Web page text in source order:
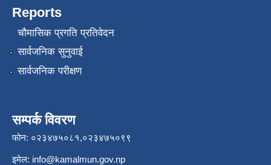
Reports
चौमासिक प्रगति प्रतिवेदन
सार्वजनिक सुनुवाई
सार्वजनिक परीक्षण
सम्पर्क विवरण
फोन: ०२३४७५०८१,०२३४७५०९९
इमेल: info@kamalmun.gov.np